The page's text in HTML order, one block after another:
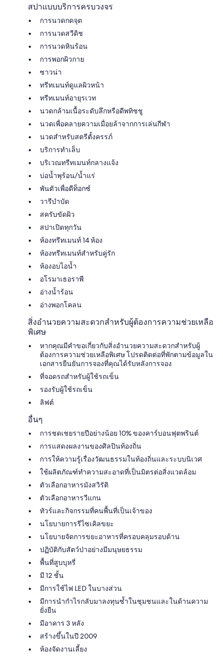
สปาแบบบริการครบวงจร
การนวดกดจุด
การนวดสวีดิช
การนวดหินร้อน
การพอกผิวกาย
ซาวน่า
ทรีทเมนท์ดูแลผิวหน้า
ทรีทเมนท์อายุรเวท
นวดกล้ามเนื้อระดับลึกหรือดีพทิชชู
นวดเพื่อคลายความเมื่อยล้าจากการเล่นกีฬา
นวดสำหรับสตรีตั้งครรภ์
บริการทำเล็บ
บริเวณทรีทเมนท์กลางแจ้ง
บ่อน้ำพุร้อน/น้ำแร่
พันตัวเพื่อดีท็อกซ์
วารีบำบัด
สครับขัดผิว
สปาเปิดทุกวัน
ห้องทรีทเมนท์ 14 ห้อง
ห้องทรีทเมนท์สำหรับคู่รัก
ห้องอบไอน้ำ
อโรมาเธอราพี
อ่างน้ำร้อน
อ่างพอกโคลน
สิ่งอำนวยความสะดวกสำหรับผู้ต้องการความช่วยเหลือ
พิเศษ
หากคุณมีคำขอเกี่ยวกับสิ่งอำนวยความสะดวกสำหรับผู้
ต้องการความช่วยเหลือพิเศษ โปรดติดต่อที่พักตามข้อมูลใน
เอกสารยืนยันการจองที่คุณได้รับหลังการจอง
ที่จอดรถสำหรับผู้ใช้รถเข็น
รองรับผู้ใช้รถเข็น
ลิฟต์
อื่นๆ
การชดเชยรายปีอย่างน้อย 10% ของคาร์บอนฟุตพรินต์
การแสดงผลงานของศิลปินท้องถิ่น
การให้ความรู้เรื่องวัฒนธรรมในท้องถิ่นและระบบนิเวศ
ใช้ผลิตภัณฑ์ทำความสะอาดที่เป็นมิตรต่อสิ่งแวดล้อม
ตัวเลือกอาหารมังสวิรัติ
ตัวเลือกอาหารวีแกน
ทัวร์และกิจกรรมที่คนพื้นที่เป็นเจ้าของ
นโยบายการรีไซเคิลขยะ
นโยบายจัดการขยะอาหารที่ครอบคลุมรอบด้าน
ปฏิบัติกับสัตว์ป่าอย่างมีมนุษยธรรม
พื้นที่สูบบุหรี่
มี 12 ชั้น
มีการใช้ไฟ LED ในบางส่วน
มีการนำกำไรกลับมาลงทุนซ้ำในชุมชนและในด้านความ
ยั่งยืน
มีอาคาร 3 หลัง
สร้างขึ้นในปี 2009
ห้องจัดงานเลี้ยง